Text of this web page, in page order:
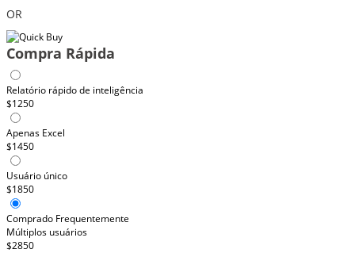
OR
Compra Rápida
Relatório rápido de inteligência
$1250
Apenas Excel
$1450
Usuário único
$1850
Comprado Frequentemente
Múltiplos usuários
$2850